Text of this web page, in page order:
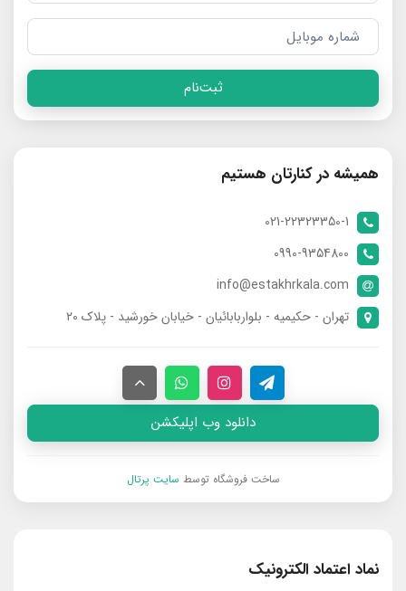
ثبت‌نام
همیشه در کنارتان هستیم
021-22323350-1
0990-9354800
info@estakhrkala.com
تهران - حکیمیه - بلواربابائیان - خیابان خورشید - پلاک ۲۰
دانلود وب اپلیکشن
ساخت فروشگاه توسط سایت پرتال
نماد اعتماد الکترونیک